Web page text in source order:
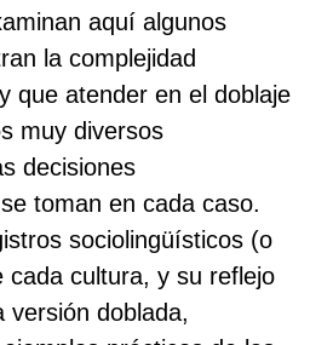
aquí algunos
la complejidad
que atender en el doblaje
muy diversos
decisiones
toman en cada caso.
sociolingüísticos (o
cada cultura, y su reflejo
versión doblada,